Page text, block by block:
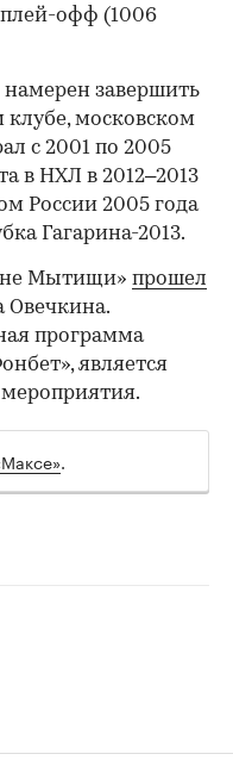
плей-офф (1006
намерен завершить
клубе, московском
с 2001 по 2005
в НХЛ в 2012–2013
России 2005 года
Гагарина-2013.
Мытищи» прошел
Овечкина.
программа
является
.